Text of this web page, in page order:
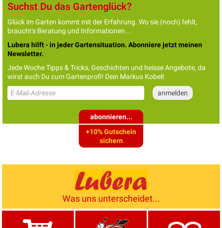
Suchst Du das Gartenglück?
Glück im Garten kommt mit der Erfahrung. Wo sie (noch) fehlt,
braucht's Beratung und Informationen...
Lubera hilft - in jeder Gartensituation. Abonniere jetzt meinen
Newsletter.
Jede Woche Tipps & Tricks, Geschichten und heisse Angebote, da
wirst auch Du zum Gartenprofi! Dein Markus Kobelt
abonnieren...
+10% Gutschein
sichern
Was uns unterscheidet...